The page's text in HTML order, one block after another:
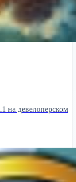
на девелоперском